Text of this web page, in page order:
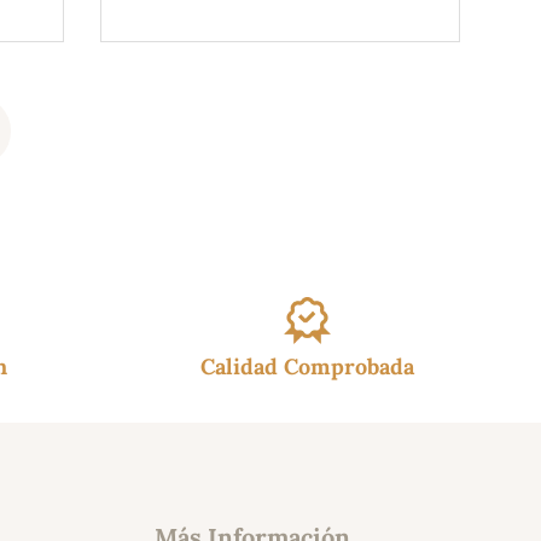
Calidad Comprobada